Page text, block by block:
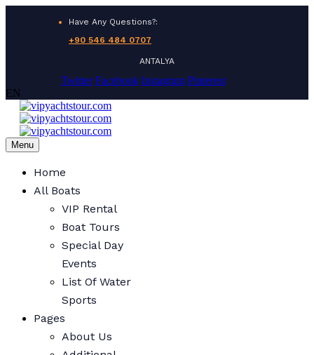
Have Any Questions?:
+90 546 484 0707
ANTALYA
Twitter Facebook Instagram Pinterest
EN
Menu
Home
All Boats
VIP Rental
Boat Tours
Special Day
Events
List Of Water
Sports
Pages
About Us